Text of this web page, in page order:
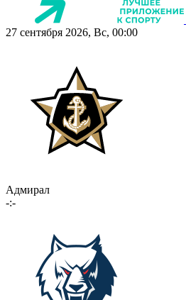
27 сентября 2026, Вс, 00:00
Адмирал
-:-